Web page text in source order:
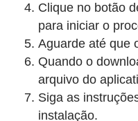
Clique no botão
para iniciar o
Aguarde até que
Quando o
arquivo do
Siga as
instalação.